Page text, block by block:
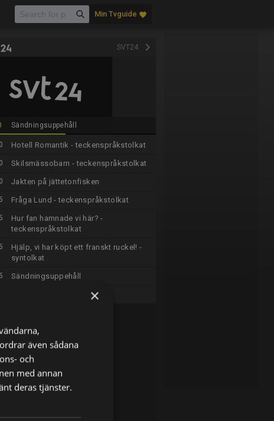
Min Tvguide favorite
SVT24 keyboard_arrow_right
Sändningsuppehåll
Hotell Romantik - teckenspråkstolkat
Skilsmässobarn - teckenspråkstolkat
Jakten på jättetonfisken
Fråga Lund - teckenspråkstolkat
Hur fan hamnade vi här? -
teckenspråkstolkat
Hjälp, vi har köpt ett franskt ruckel! -
syntolkat
Sändningsuppehåll
×
även sådana
och
med annan
deras tjänster.